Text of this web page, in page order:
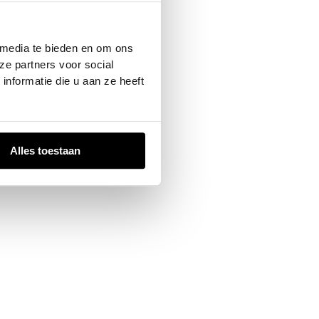
te bieden en om ons
partners voor social
die u aan ze heeft
Alles toestaan
for more information).